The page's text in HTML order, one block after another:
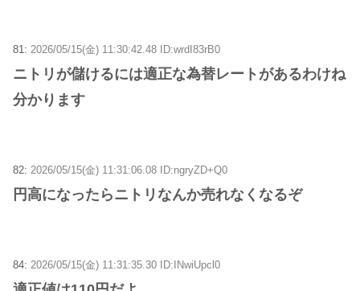
81: 2026/05/15(金) 11:30:42.48 ID:wrdI83rB0
ニトリが儲けるには適正な為替レートがあるわけね
分かります
82: 2026/05/15(金) 11:31:06.08 ID:ngryZD+Q0
円高になったらニトリなんか売れなくなるぞ
84: 2026/05/15(金) 11:31:35.30 ID:INwiUpcl0